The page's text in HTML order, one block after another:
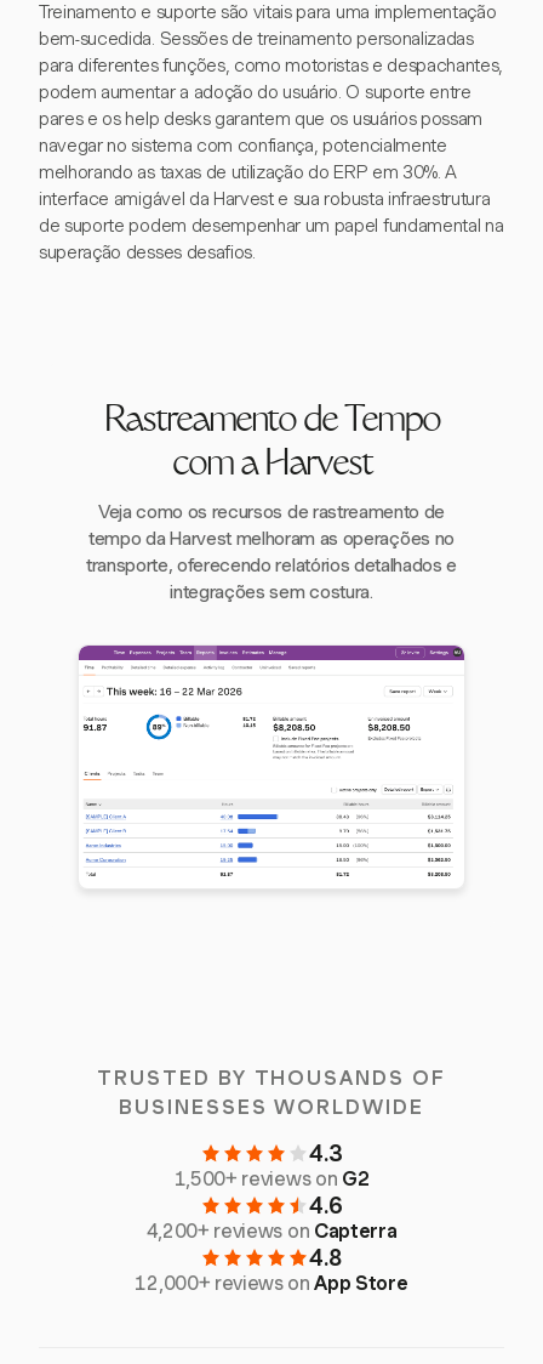
Treinamento e suporte são vitais para uma implementação
bem-sucedida. Sessões de treinamento personalizadas
para diferentes funções, como motoristas e despachantes,
podem aumentar a adoção do usuário. O suporte entre
pares e os help desks garantem que os usuários possam
navegar no sistema com confiança, potencialmente
melhorando as taxas de utilização do ERP em 30%. A
interface amigável da Harvest e sua robusta infraestrutura
de suporte podem desempenhar um papel fundamental na
superação desses desafios.
Rastreamento de Tempo
com a Harvest
Veja como os recursos de rastreamento de
tempo da Harvest melhoram as operações no
transporte, oferecendo relatórios detalhados e
integrações sem costura.
TRUSTED BY THOUSANDS OF
BUSINESSES WORLDWIDE
4.3
1,500+ reviews on G2
4.6
4,200+ reviews on Capterra
4.8
12,000+ reviews onApp Store